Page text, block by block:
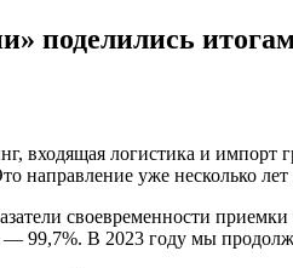
поделились
входящая логистика и импорт
направление уже несколько
своевременности
99,7%. В 2023 году мы